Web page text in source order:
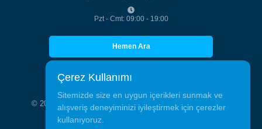
Pzt - Cmt: 09:00 - 19:00
Hemen Ara
Hemen Ara
© 2026 Akelsan Alüminyum Tic. San. Tüm hakları saklıdır.
Çerez Kullanımı
Sitemizde size en uygun içerikleri sunmak ve
alışveriş deneyiminizi iyileştirmek için çerezler
kullanıyoruz.